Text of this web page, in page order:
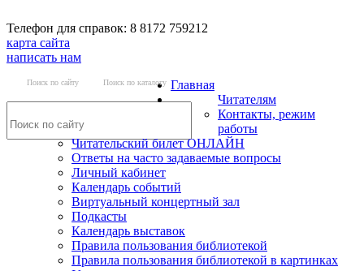
Телефон для справок: 8 8172 759212
карта сайта
написать нам
Поиск по сайту Поиск по каталогу Главная
Читателям
Контакты, режим
работы
Читательский билет ОНЛАЙН
Ответы на часто задаваемые вопросы
Личный кабинет
Календарь событий
Виртуальный концертный зал
Подкасты
Календарь выставок
Правила пользования библиотекой
Правила пользования библиотекой в картинках